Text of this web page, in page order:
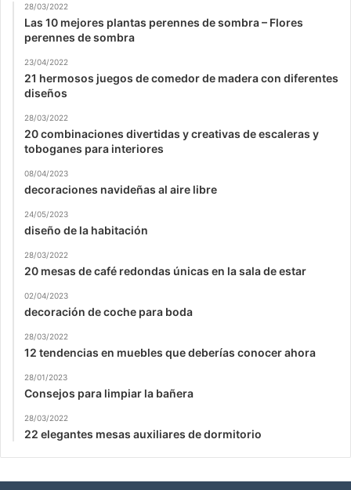
28/03/2022
Las 10 mejores plantas perennes de sombra – Flores
perennes de sombra
23/04/2022
21 hermosos juegos de comedor de madera con diferentes
diseños
28/03/2022
20 combinaciones divertidas y creativas de escaleras y
toboganes para interiores
08/04/2023
decoraciones navideñas al aire libre
24/05/2023
diseño de la habitación
28/03/2022
20 mesas de café redondas únicas en la sala de estar
02/04/2023
decoración de coche para boda
28/03/2022
12 tendencias en muebles que deberías conocer ahora
28/01/2023
Consejos para limpiar la bañera
28/03/2022
22 elegantes mesas auxiliares de dormitorio